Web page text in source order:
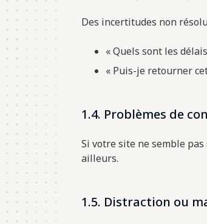
Des incertitudes non
« Quels sont les
« Puis-je retourner
1.4. Problèmes de
Si votre site ne semble
ailleurs.
1.5. Distraction ou